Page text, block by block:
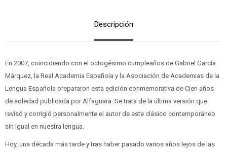
Descripción
En 2007, coincidiendo con el octogésimo cumpleaños de Gabriel García
Márquez, la Real Academia Española y la Asociación de Academias de la
Lengua Española prepararon esta edición conmemorativa de Cien años
de soledad publicada por Alfaguara. Se trata de la última versión que
revisó y corrigió personalmente el autor de este clásico contemporáneo
sin igual en nuestra lengua.
Hoy, una década más tarde y tras haber pasado varios años lejos de las